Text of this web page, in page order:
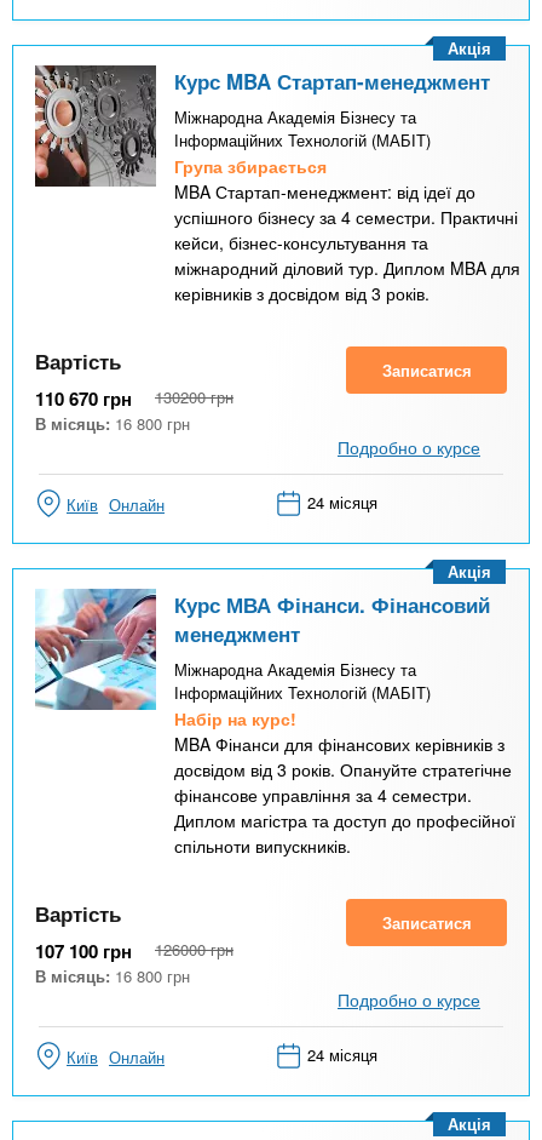
Курс MBA Стартап-менеджмент
Міжнародна Академія Бізнесу та
Інформаційних Технологій (МАБІТ)
Група збирається
MBA Стартап-менеджмент: від ідеї до
успішного бізнесу за 4 семестри. Практичні
кейси, бізнес-консультування та
міжнародний діловий тур. Диплом MBA для
керівників з досвідом від 3 років.
Акція
Вартість
110 670 грн 130200 грн
В місяць: 16 800 грн
Записатися
Подробно о курсе
Київ Онлайн 24 місяця
Курс МВА Фінанси. Фінансовий
менеджмент
Міжнародна Академія Бізнесу та
Інформаційних Технологій (МАБІТ)
Набір на курс!
MBA Фінанси для фінансових керівників з
досвідом від 3 років. Опануйте стратегічне
фінансове управління за 4 семестри.
Диплом магістра та доступ до професійної
спільноти випускників.
Акція
Вартість
107 100 грн 126000 грн
В місяць: 16 800 грн
Записатися
Подробно о курсе
Київ Онлайн 24 місяця
Акція